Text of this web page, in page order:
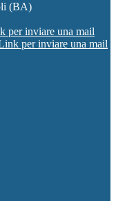
(BA)
per inviare una mail
per inviare una mail